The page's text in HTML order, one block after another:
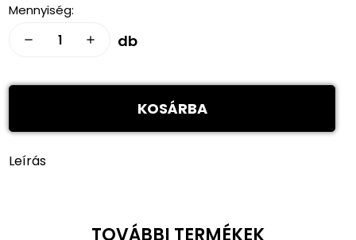
Mennyiség:
remove add db
KOSÁRBA
Leírás
TOVÁBBI TERMÉKEK